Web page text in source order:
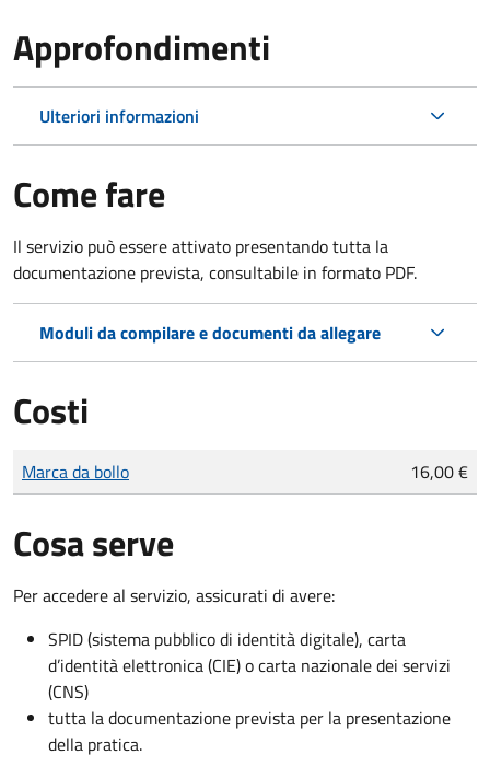
Approfondimenti
Ulteriori informazioni
Come fare
Il servizio può essere attivato presentando tutta la
documentazione prevista, consultabile in formato PDF.
Moduli da compilare e documenti da allegare
Costi
Tipo di pagamento
Importo
Marca da bollo 16,00 €
Cosa serve
Per accedere al servizio, assicurati di avere:
SPID (sistema pubblico di identità digitale), carta
d’identità elettronica (CIE) o carta nazionale dei servizi
(CNS)
tutta la documentazione prevista per la presentazione
della pratica.